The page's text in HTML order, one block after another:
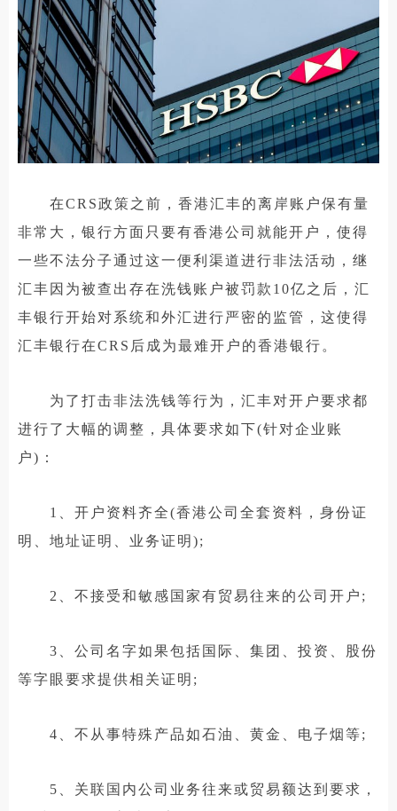
在CRS政策之前，香港汇丰的离岸账户保有量
非常大，银行方面只要有香港公司就能开户，使得
一些不法分子通过这一便利渠道进行非法活动，继
汇丰因为被查出存在洗钱账户被罚款10亿之后，汇
丰银行开始对系统和外汇进行严密的监管，这使得
汇丰银行在CRS后成为最难开户的香港银行。
为了打击非法洗钱等行为，汇丰对开户要求都
进行了大幅的调整，具体要求如下(针对企业账
户)：
1、开户资料齐全(香港公司全套资料，身份证
明、地址证明、业务证明);
2、不接受和敏感国家有贸易往来的公司开户;
3、公司名字如果包括国际、集团、投资、股份
等字眼要求提供相关证明;
4、不从事特殊产品如石油、黄金、电子烟等;
5、关联国内公司业务往来或贸易额达到要求，